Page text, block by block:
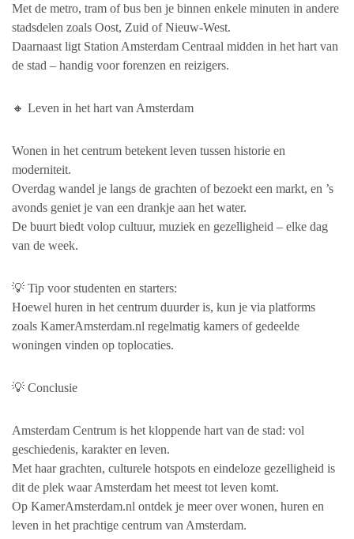
Met de metro, tram of bus ben je binnen enkele minuten in andere
stadsdelen zoals Oost, Zuid of Nieuw-West.
Daarnaast ligt Station Amsterdam Centraal midden in het hart van
de stad – handig voor forenzen en reizigers.
🔸 Leven in het hart van Amsterdam
Wonen in het centrum betekent leven tussen historie en
moderniteit.
Overdag wandel je langs de grachten of bezoekt een markt, en ’s
avonds geniet je van een drankje aan het water.
De buurt biedt volop cultuur, muziek en gezelligheid – elke dag
van de week.
💡 Tip voor studenten en starters:
Hoewel huren in het centrum duurder is, kun je via platforms
zoals KamerAmsterdam.nl regelmatig kamers of gedeelde
woningen vinden op toplocaties.
💡 Conclusie
Amsterdam Centrum is het kloppende hart van de stad: vol
geschiedenis, karakter en leven.
Met haar grachten, culturele hotspots en eindeloze gezelligheid is
dit de plek waar Amsterdam het meest tot leven komt.
Op KamerAmsterdam.nl ontdek je meer over wonen, huren en
leven in het prachtige centrum van Amsterdam.